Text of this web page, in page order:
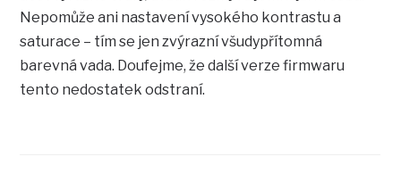
Nepomůže ani nastavení vysokého kontrastu a
saturace – tím se jen zvýrazní všudypřítomná
barevná vada. Doufejme, že další verze firmwaru
tento nedostatek odstraní.